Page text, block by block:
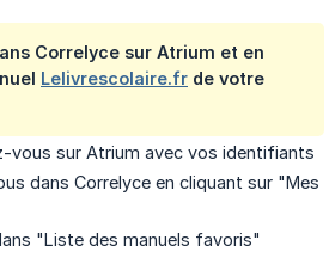
Correlyce sur Atrium et en
Lelivrescolaire.fr de votre
vous sur Atrium avec vos identifiants
dans Correlyce en cliquant sur "Mes
"Liste des manuels favoris"